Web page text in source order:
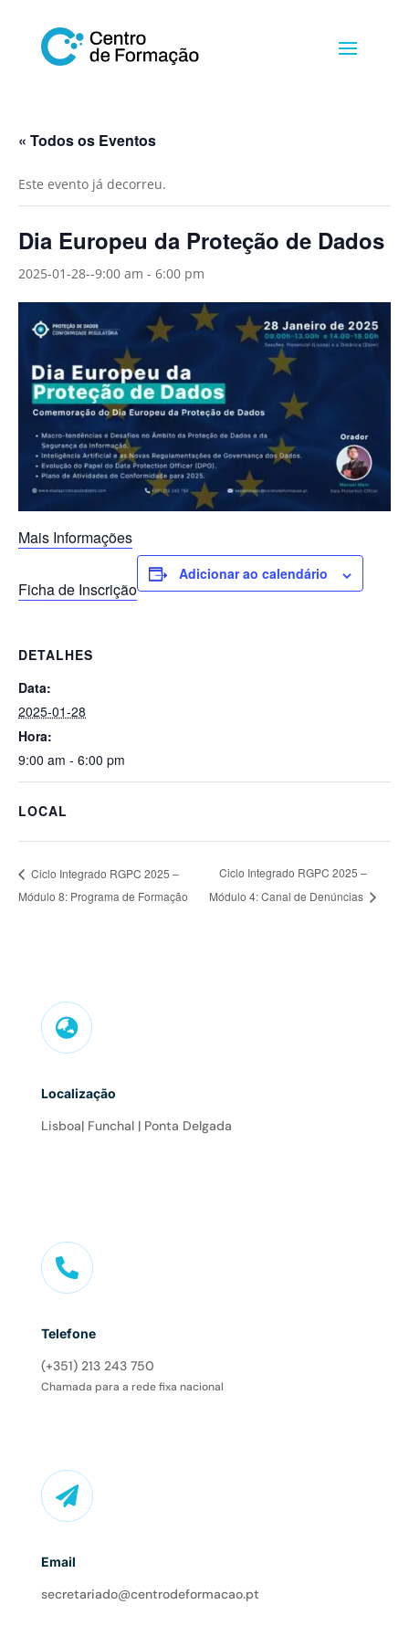
« Todos os Eventos
Este evento já decorreu.
Dia Europeu da Proteção de Dados
2025-01-28--9:00 am - 6:00 pm
Mais Informações
Ficha de Inscrição
Adicionar ao calendário
DETALHES
Data:
2025-01-28
Hora:
9:00 am - 6:00 pm
LOCAL
Ciclo Integrado RGPC 2025 –
Módulo 8: Programa de Formação
Ciclo Integrado RGPC 2025 –
Módulo 4: Canal de Denúncias

Localização
Lisboa| Funchal | Ponta Delgada

Telefone
(+351) 213 243 750
Chamada para a rede fixa nacional

Email
secretariado@centrodeformacao.pt